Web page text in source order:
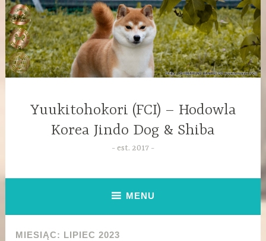
Yuukitohokori (FCI) – Hodowla
Korea Jindo Dog & Shiba
est. 2017
MENU
MIESIĄC: LIPIEC 2023